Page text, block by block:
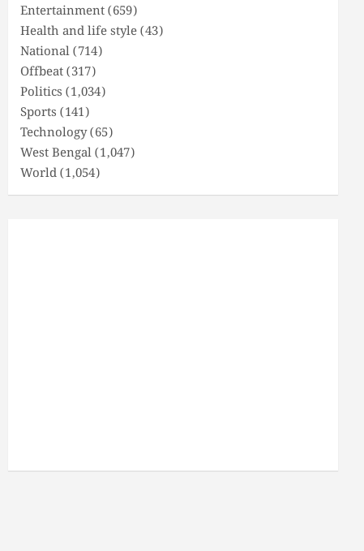
Entertainment(659)
Health and life style(43)
National(714)
Offbeat(317)
Politics (1,034)
Sports (141)
Technology(65)
West Bengal(1,047)
World(1,054)